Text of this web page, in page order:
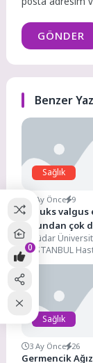
GÖNDER
Benzer
Sağlık
1 Ay Önce 9
Halluks valgus
sorundan çok
Üsküdar
NPİSTANBUL
Ortopedi ve
Uzmanı Prof. Dr.
Demiroğlu,
nedenleri...
Sağlık
3 Ay Önce 26
Germencik
0